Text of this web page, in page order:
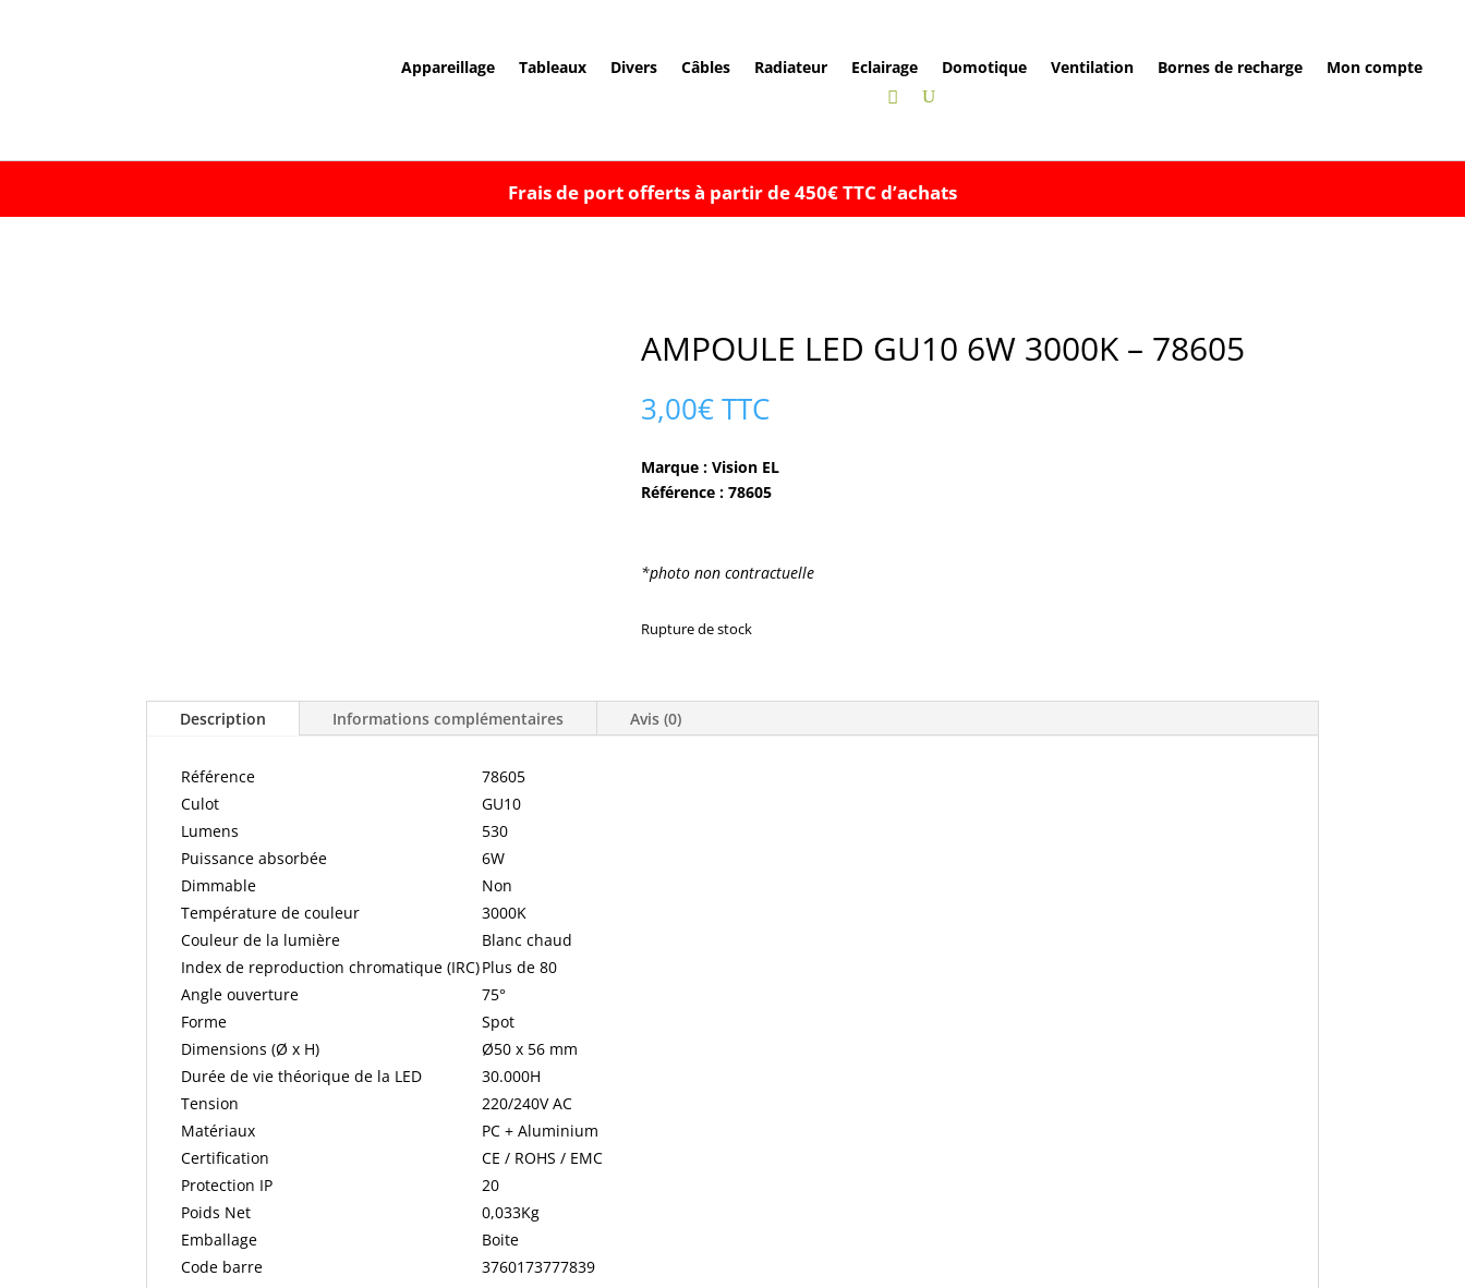
Appareillage Tableaux Divers Câbles Radiateur Eclairage Domotique Ventilation Bornes de recharge Mon compte
Frais de port offerts à partir de 450€ TTC d’achats
AMPOULE LED GU10 6W 3000K – 78605
3,00€TTC
Marque : Vision EL
Référence : 78605
*photo non contractuelle
Rupture de stock
Description Informations complémentaires Avis (0)
Référence
78605
Culot
GU10
Lumens
530
Puissance absorbée
6W
Dimmable
Non
Température de couleur
3000K
Couleur de la lumière
Blanc chaud
Index de reproduction chromatique (IRC)Plus de 80
Angle ouverture
75°
Forme
Spot
Dimensions (Ø x H)
Ø50 x 56 mm
Durée de vie théorique de la LED
30.000H
Tension
220/240V AC
Matériaux
PC + Aluminium
Certification
CE / ROHS / EMC
Protection IP
20
Poids Net
0,033Kg
Emballage
Boite
Code barre
3760173777839